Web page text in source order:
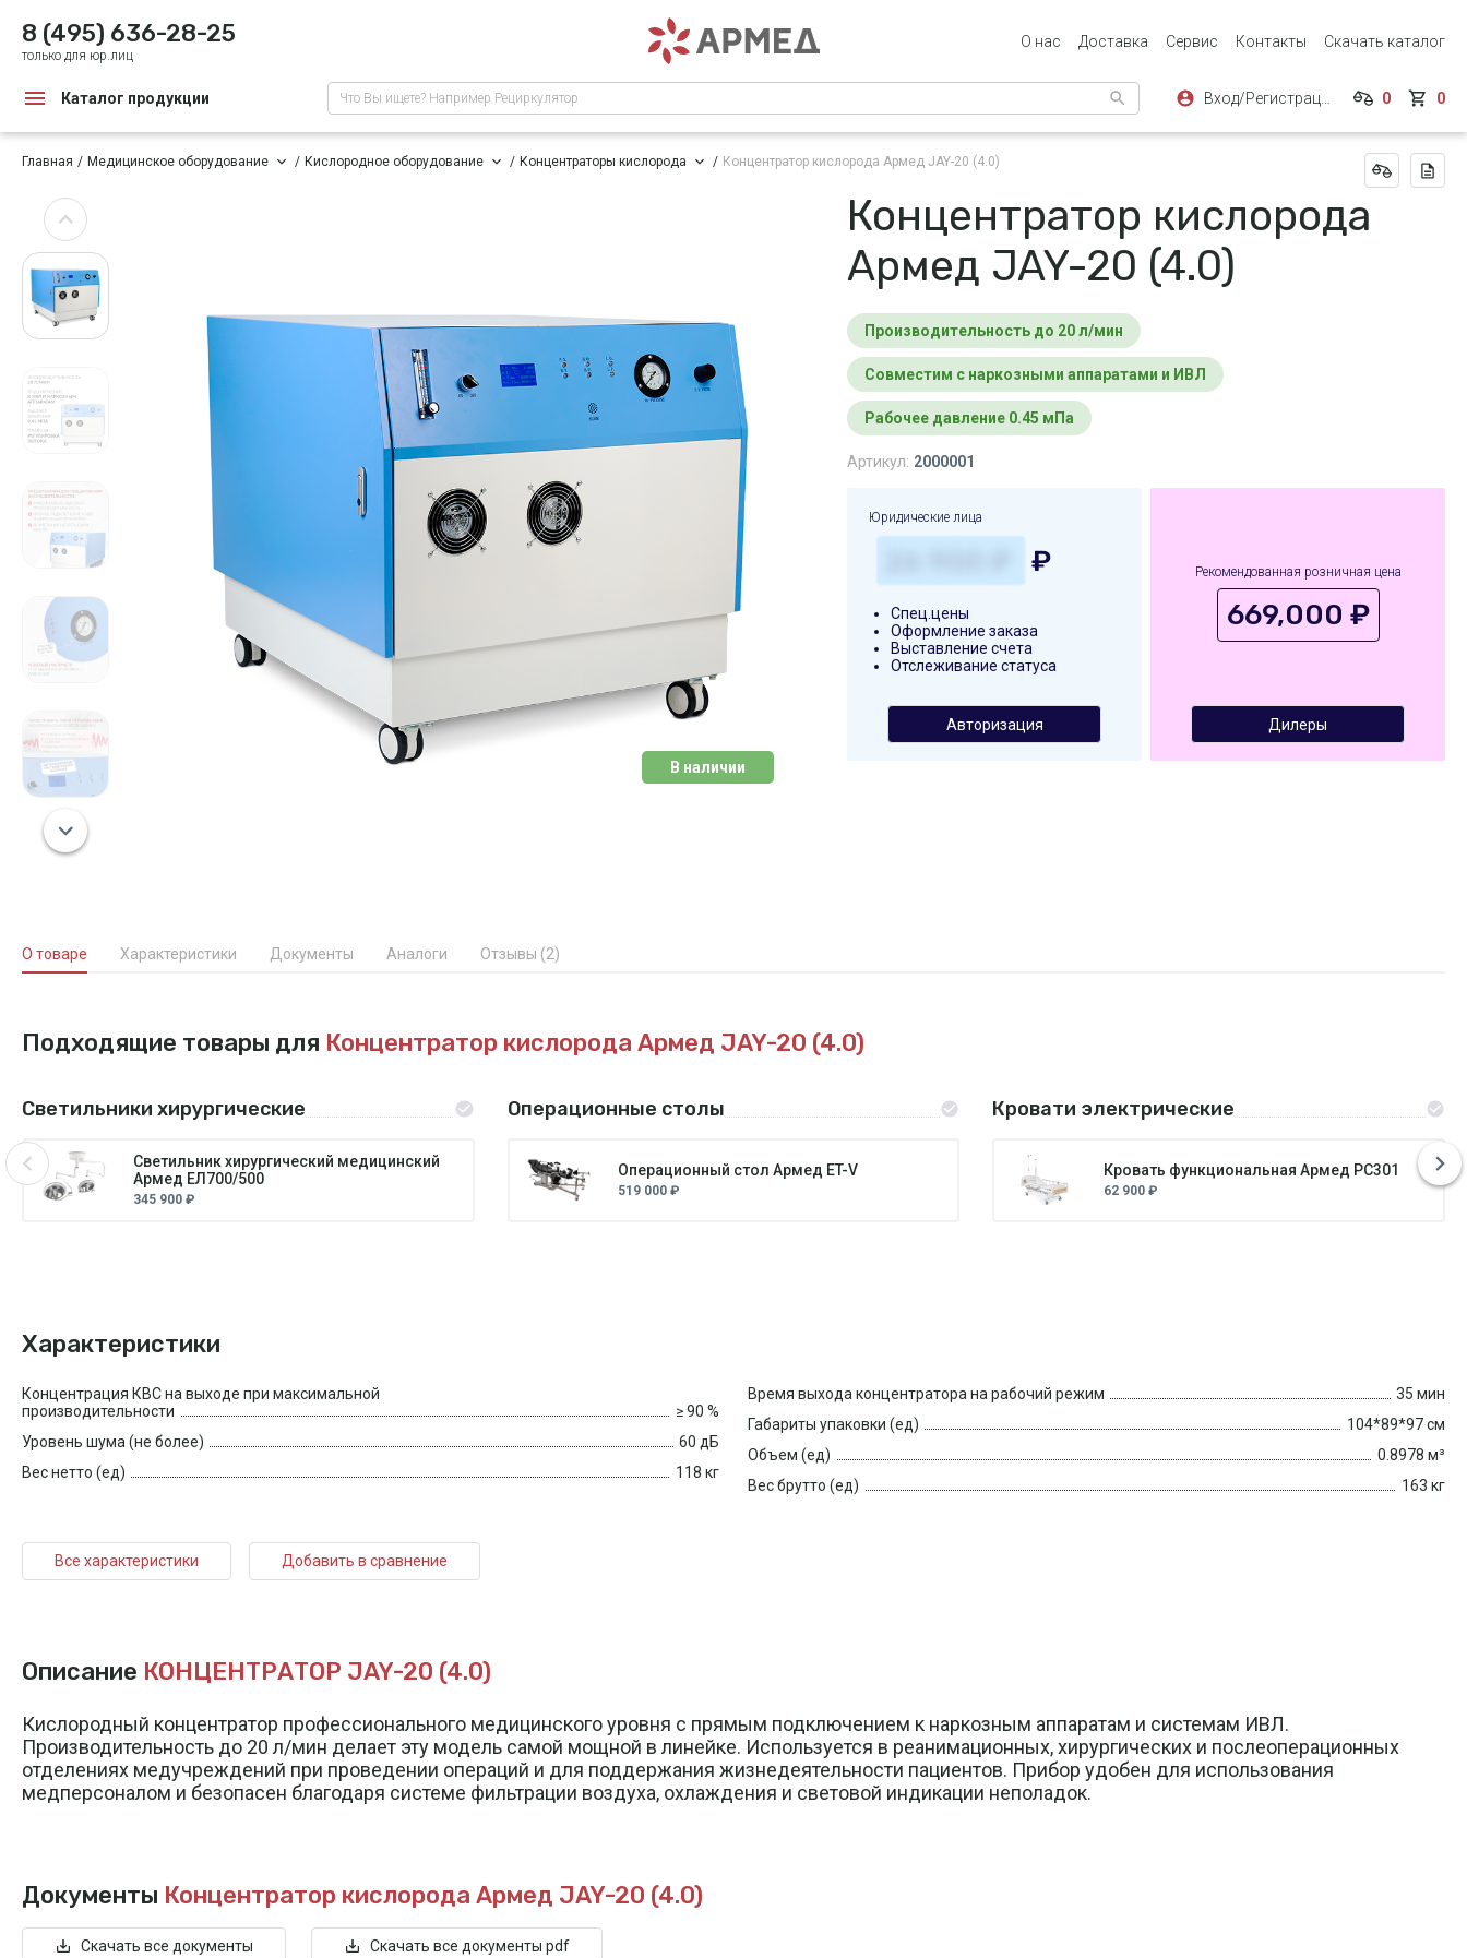
8 (495) 636-28-25
только для юр.лиц
О нас Доставка Сервис Контакты Скачать каталог
Каталог продукции Что Вы ищете? Например Рециркулятор 0 0
Главная Медицинское оборудование Кислородное оборудование Концентраторы кислорода Концентратор кислорода Армед JAY-20 (4.0)
В наличии
Концентратор кислорода
Армед JAY-20 (4.0)
Производительность до 20 л/мин
Совместим с наркозными аппаратами и ИВЛ
Рабочее давление 0.45 мПа
Артикул: 2000001
Юридические лица
₽
Спец.цены
Оформление заказа
Выставление счета
Отслеживание статуса
Авторизация
Рекомендованная розничная цена
669,000 ₽
Дилеры
О товаре Характеристики Документы Аналоги Отзывы (2)
Подходящие товары для Концентратор кислорода Армед JAY-20 (4.0)
Светильники хирургические
Светильник хирургический медицинский
Армед ЕЛ700/500
345 900 ₽
Операционные столы
Операционный стол Армед ET-V
519 000 ₽
Кровати электрические
Кровать функциональная Армед РС301
62 900 ₽
Характеристики
Концентрация КВС на выходе при максимальной
производительности
≥ 90 %
Уровень шума (не более)
60 дБ
Вес нетто (ед)
118 кг
Время выхода концентратора на рабочий режим
35 мин
Габариты упаковки (ед)
104*89*97 см
Объем (ед)
0.8978 м³
Вес брутто (ед)
163 кг
Все характеристики Добавить в сравнение
Описание КОНЦЕНТРАТОР JAY-20 (4.0)
Кислородный концентратор профессионального медицинского уровня с прямым подключением к наркозным аппаратам и системам ИВЛ.
Производительность до 20 л/мин делает эту модель самой мощной в линейке. Используется в реанимационных, хирургических и послеоперационных
отделениях медучреждений при проведении операций и для поддержания жизнедеятельности пациентов. Прибор удобен для использования
медперсоналом и безопасен благодаря системе фильтрации воздуха, охлаждения и световой индикации неполадок.
Документы Концентратор кислорода Армед JAY-20 (4.0)
Скачать все документы Скачать все документы pdf